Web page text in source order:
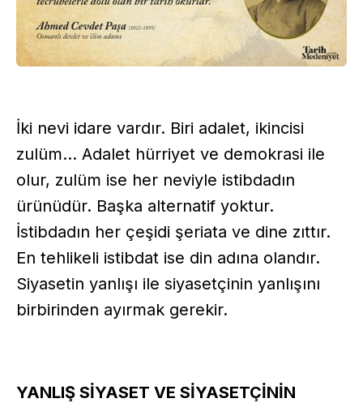
İki nevi idare vardır. Biri adalet, ikincisi
zulüm… Adalet hürriyet ve demokrasi ile
olur, zulüm ise her neviyle istibdadın
ürünüdür. Başka alternatif yoktur.
İstibdadın her çeşidi şeriata ve dine zıttır.
En tehlikeli istibdat ise din adına olandır.
Siyasetin yanlışı ile siyasetçinin yanlışını
birbirinden ayırmak gerekir.
YANLIŞ SİYASET VE SİYASETÇİNİN